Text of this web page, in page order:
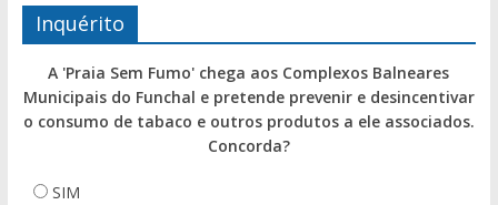
Inquérito
A 'Praia Sem Fumo' chega aos Complexos Balneares
Municipais do Funchal e pretende prevenir e desincentivar
o consumo de tabaco e outros produtos a ele associados.
Concorda?
SIM